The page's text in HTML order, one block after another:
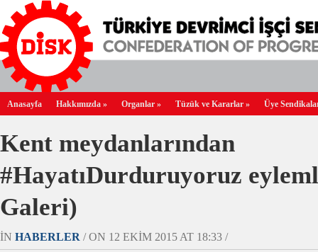
Anasayfa Hakkımızda » Organlar » Tüzük ve Kararlar » Üye
Kent meydanlarından
#HayatıDurduruyoruz
Galeri)
IN HABERLER / ON 12 EKIM 2015 AT 18:33 /